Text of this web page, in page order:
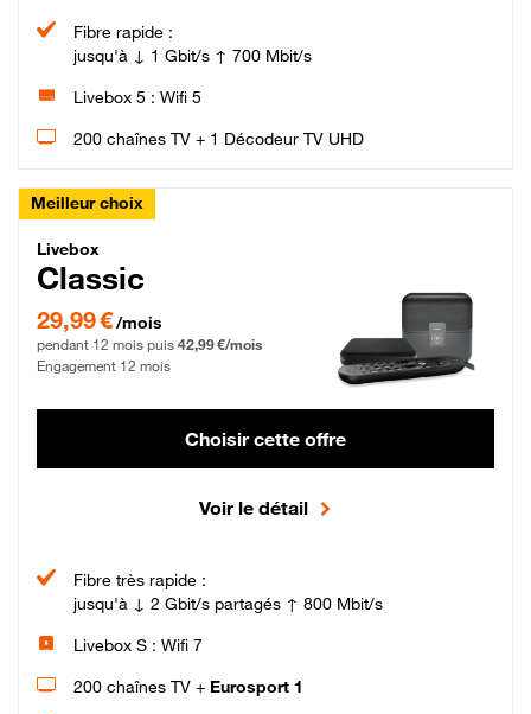
Fibre rapide :
jusqu'à ↓ 1 Gbit/s ↑ 700 Mbit/s
Livebox 5 : Wifi 5
200 chaînes TV + 1 Décodeur TV UHD
Meilleur choix
Livebox Classic Fibre
Livebox
Classic
29,99 € par mois pendant 12 mois puis 42,99 € par mois, Engagement 12 mois
29,99 €/mois
pendant 12 mois puis 42,99 €/mois
Engagement 12 mois
Choisir cette offre
Voir le détail
Fibre très rapide :
jusqu'à ↓ 2 Gbit/s partagés ↑ 800 Mbit/s
Livebox S : Wifi 7
200 chaînes TV + Eurosport 1